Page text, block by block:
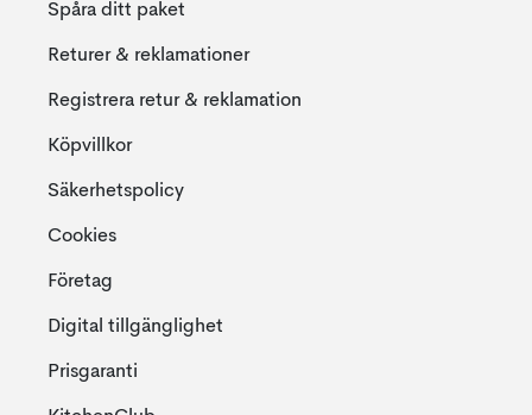
Spåra ditt paket
Returer & reklamationer
Registrera retur & reklamation
Köpvillkor
Säkerhetspolicy
Cookies
Företag
Digital tillgänglighet
Prisgaranti